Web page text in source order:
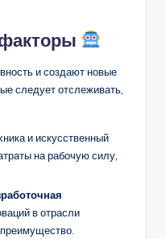
и создают новые
следует отслеживать,
и искусственный
на рабочую силу,
в отрасли